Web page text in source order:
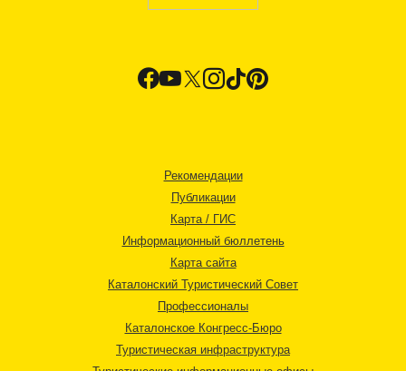
Рекомендации
Публикации
Карта / ГИС
Информационный бюллетень
Карта сайта
Каталонский Туристический Совет
Профессионалы
Каталонское Конгресс-Бюро
Туристическая инфраструктура